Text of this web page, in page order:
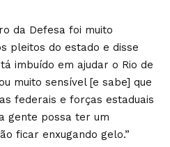
da Defesa foi muito
pleitos do estado e disse
imbuído em ajudar o Rio de
muito sensível [e sabe] que
federais e forças estaduais
gente possa ter um
ficar enxugando gelo.”